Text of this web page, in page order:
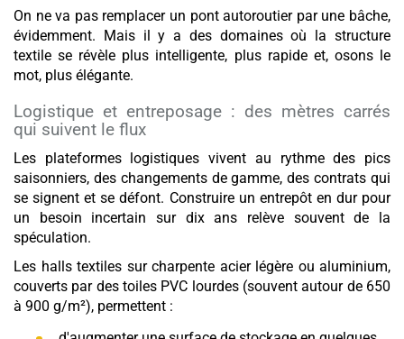
On ne va pas remplacer un pont autoroutier par une bâche,
évidemment. Mais il y a des domaines où la structure
textile se révèle plus intelligente, plus rapide et, osons le
mot, plus élégante.
Logistique et entreposage : des mètres carrés
qui suivent le flux
Les plateformes logistiques vivent au rythme des pics
saisonniers, des changements de gamme, des contrats qui
se signent et se défont. Construire un entrepôt en dur pour
un besoin incertain sur dix ans relève souvent de la
spéculation.
Les halls textiles sur charpente acier légère ou aluminium,
couverts par des toiles PVC lourdes (souvent autour de 650
à 900 g/m²), permettent :